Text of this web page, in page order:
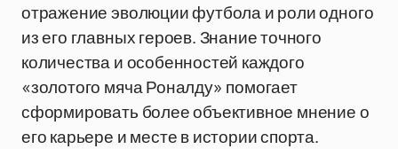
отражение эволюции футбола и роли одного
из его главных героев. Знание точного
количества и особенностей каждого
«золотого мяча Роналду» помогает
сформировать более объективное мнение о
его карьере и месте в истории спорта.